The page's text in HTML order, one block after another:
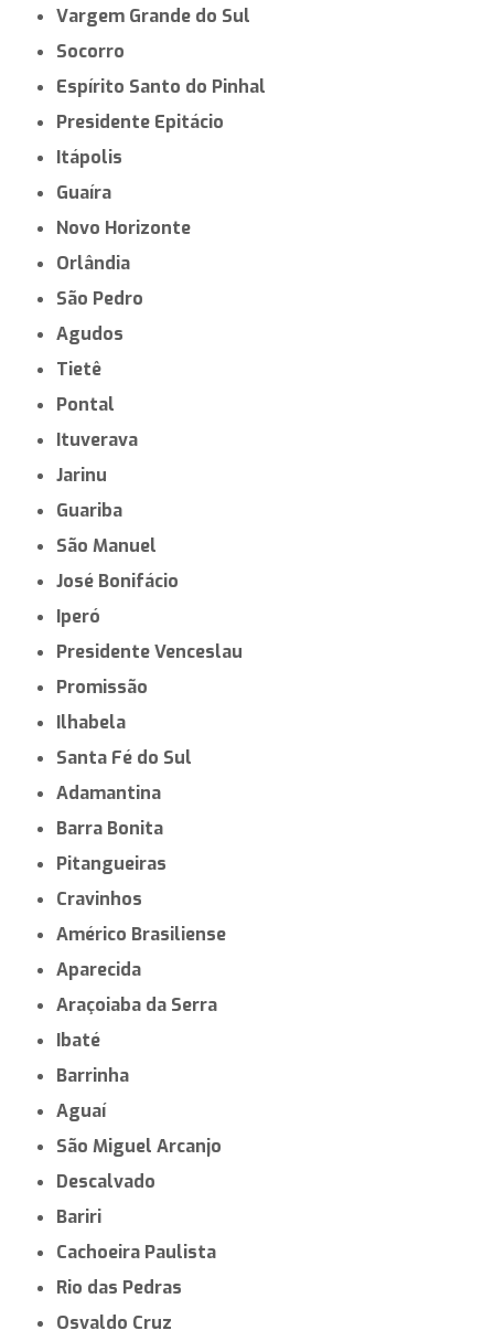
Vargem Grande do Sul
Socorro
Espírito Santo do Pinhal
Presidente Epitácio
Itápolis
Guaíra
Novo Horizonte
Orlândia
São Pedro
Agudos
Tietê
Pontal
Ituverava
Jarinu
Guariba
São Manuel
José Bonifácio
Iperó
Presidente Venceslau
Promissão
Ilhabela
Santa Fé do Sul
Adamantina
Barra Bonita
Pitangueiras
Cravinhos
Américo Brasiliense
Aparecida
Araçoiaba da Serra
Ibaté
Barrinha
Aguaí
São Miguel Arcanjo
Descalvado
Bariri
Cachoeira Paulista
Rio das Pedras
Osvaldo Cruz